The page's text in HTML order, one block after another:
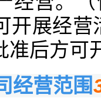
开展经
准后方可
经营范围